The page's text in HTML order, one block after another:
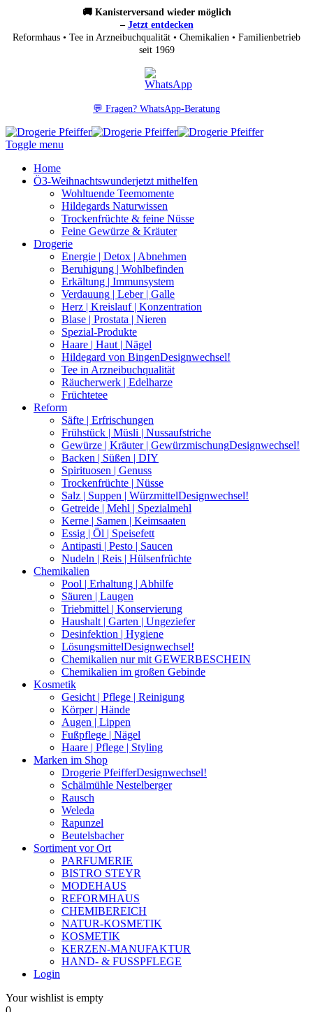
🚚 Kanisterversand wieder möglich
– Jetzt entdecken
Reformhaus • Tee in Arzneibuchqualität • Chemikalien • Familienbetrieb
seit 1969
💬 Fragen? WhatsApp-Beratung
Toggle menu
Home
Ö3-Weihnachtswunderjetzt mithelfen
Wohltuende Teemomente
Hildegards Naturwissen
Trockenfrüchte & feine Nüsse
Feine Gewürze & Kräuter
Drogerie
Energie | Detox | Abnehmen
Beruhigung | Wohlbefinden
Erkältung | Immunsystem
Verdauung | Leber | Galle
Herz | Kreislauf | Konzentration
Blase | Prostata | Nieren
Spezial-Produkte
Haare | Haut | Nägel
Hildegard von BingenDesignwechsel!
Tee in Arzneibuchqualität
Räucherwerk | Edelharze
Früchtetee
Reform
Säfte | Erfrischungen
Frühstück | Müsli | Nussaufstriche
Gewürze | Kräuter | GewürzmischungDesignwechsel!
Backen | Süßen | DIY
Spirituosen | Genuss
Trockenfrüchte | Nüsse
Salz | Suppen | WürzmittelDesignwechsel!
Getreide | Mehl | Spezialmehl
Kerne | Samen | Keimsaaten
Essig | Öl | Speisefett
Antipasti | Pesto | Saucen
Nudeln | Reis | Hülsenfrüchte
Chemikalien
Pool | Erhaltung | Abhilfe
Säuren | Laugen
Triebmittel | Konservierung
Haushalt | Garten | Ungeziefer
Desinfektion | Hygiene
LösungsmittelDesignwechsel!
Chemikalien nur mit GEWERBESCHEIN
Chemikalien im großen Gebinde
Kosmetik
Gesicht | Pflege | Reinigung
Körper | Hände
Augen | Lippen
Fußpflege | Nägel
Haare | Pflege | Styling
Marken im Shop
Drogerie PfeifferDesignwechsel!
Schälmühle Nestelberger
Rausch
Weleda
Rapunzel
Beutelsbacher
Sortiment vor Ort
PARFUMERIE
BISTRO STEYR
MODEHAUS
REFORMHAUS
CHEMIBEREICH
NATUR-KOSMETIK
KOSMETIK
KERZEN-MANUFAKTUR
HAND- & FUSSPFLEGE
Login
Your wishlist is empty